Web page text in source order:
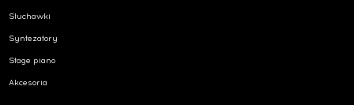
Słuchawki
Syntezatory
Stage piano
Akcesoria